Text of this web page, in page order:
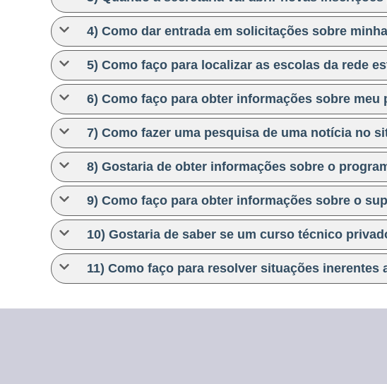
o
e
E
s
p
o
r
t
P
e
r
n
4) Como dar entrada em solicitações sobre
5) Como faço para localizar as escolas da rede
6) Como faço para obter informações sobre meu
7) Como fazer uma pesquisa de uma notícia no
8) Gostaria de obter informações sobre o
9) Como faço para obter informações sobre o
10) Gostaria de saber se um curso técnico
11) Como faço para resolver situações inerentes